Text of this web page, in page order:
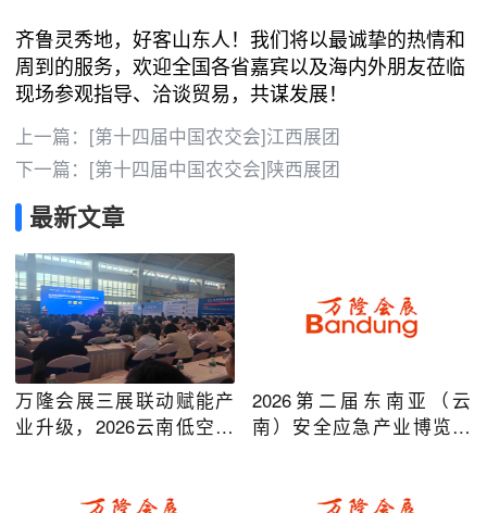
齐鲁灵秀地，好客山东人！我们将以最诚挚的热情和
周到的服务，欢迎全国各省嘉宾以及海内外朋友莅临
现场参观指导、洽谈贸易，共谋发展！
上一篇： [第十四届中国农交会]江西展团
下一篇： [第十四届中国农交会]陕西展团
最新文章
万隆会展三展联动赋能产
业升级，2026云南低空经
2026第二届东南亚（云
南）安全应急产业博览会